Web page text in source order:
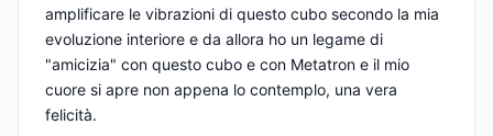
amplificare le vibrazioni di questo cubo secondo la mia
evoluzione interiore e da allora ho un legame di
"amicizia" con questo cubo e con Metatron e il mio
cuore si apre non appena lo contemplo, una vera
felicità.